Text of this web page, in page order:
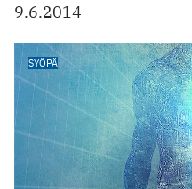
9.6.2014
SYÖPÄ